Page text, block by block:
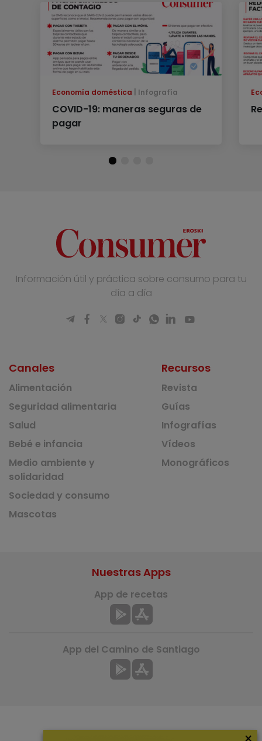
Economía doméstica Infografía
COVID-19: maneras seguras de
pagar
Información útil y práctica sobre consumo para tu
día a día
Canales
Alimentación
Seguridad alimentaria
Salud
Bebé e infancia
Medio ambiente y
solidaridad
Sociedad y consumo
Mascotas
Recursos
Revista
Guías
Infografías
Vídeos
Monográficos
Nuestras Apps
App de recetas
App del Camino de Santiago